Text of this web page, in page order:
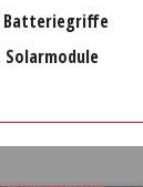
Batteriegriffe